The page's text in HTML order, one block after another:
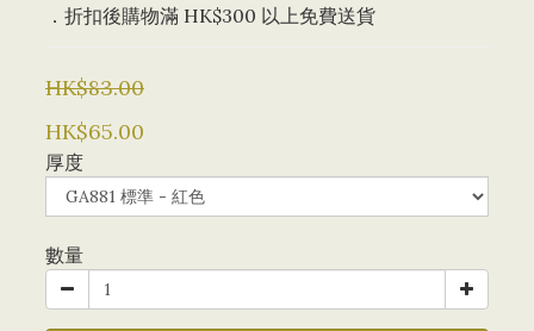
．折扣後購物滿 HK$300 以上免費送貨
HK$83.00
HK$65.00
厚度
數量